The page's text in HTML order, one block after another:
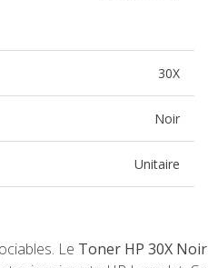
30X
Noir
Unitaire
Le Toner HP 30X Noir